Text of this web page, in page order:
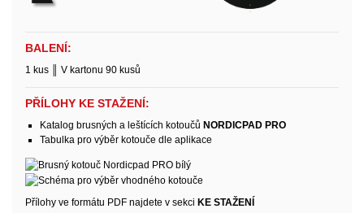
BALENÍ:
1 kus ║ V kartonu 90 kusů
PŘÍLOHY KE STAŽENÍ:
Katalog brusných a leštících kotoučů NORDICPAD PRO
Tabulka pro výběr kotouče dle aplikace
Přílohy ve formátu PDF najdete v sekci KE STAŽENÍ